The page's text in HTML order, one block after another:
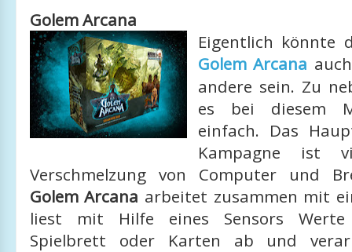
Golem Arcana
Eigentlich könnte
Golem Arcana
andere sein. Zu
es bei diesem
einfach. Das
Kampagne ist
Verschmelzung von Computer und
Golem Arcana arbeitet zusammen mit
liest mit Hilfe eines Sensors Werte
Spielbrett oder Karten ab und